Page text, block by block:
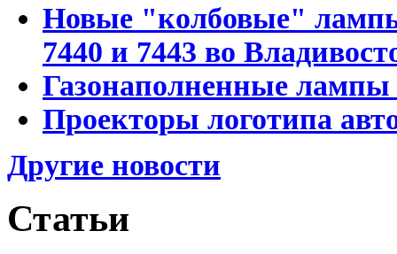
Новые "колбовые"
7440 и 7443 во
Газонаполненные лампы
Проекторы логотипа
Другие новости
Статьи